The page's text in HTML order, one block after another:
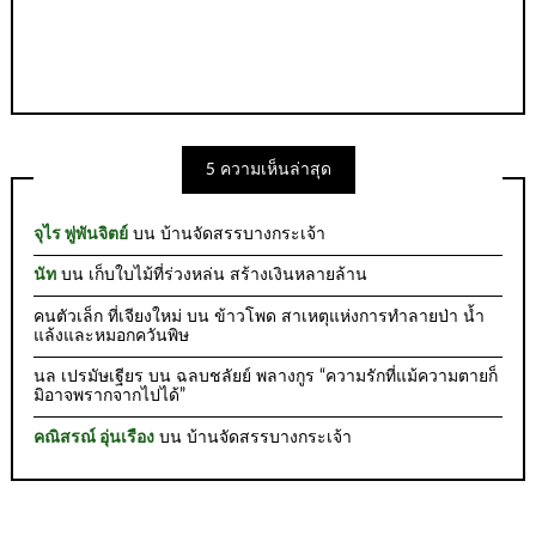
5 ความเห็นล่าสุด
จุไร พู่พันจิตย์ บนบ้านจัดสรรบางกระเจ้า
นัท บน เก็บใบไม้ที่ร่วงหล่น สร้างเงินหลายล้าน
คนตัวเล็ก ที่เจียงใหม่ บนข้าวโพด สาเหตุแห่งการทำลายป่า น้ำ
แล้งและหมอกควันพิษ
นล เปรมัษเฐียร บน ฉลบชลัยย์ พลางกูร “ความรักที่แม้ความตายก็
มิอาจพรากจากไปได้”
คณิสรณ์ อุ่นเรือง บนบ้านจัดสรรบางกระเจ้า